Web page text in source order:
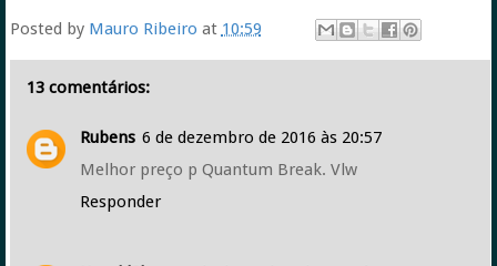
Posted by Mauro Ribeiro at 10:59
13 comentários:
Rubens 6 de dezembro de 2016 às 20:57
Melhor preço p Quantum Break. Vlw
Responder